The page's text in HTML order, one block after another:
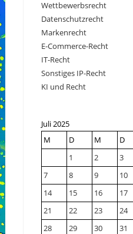
Wettbewerbsrecht
Datenschutzrecht
Markenrecht
E-Commerce-Recht
IT-Recht
Sonstiges IP-Recht
KI und Recht
Juli 2025
M
D M D
1
2 3
7
8 9 10
14
15 16 17
21
22 23 24
28
29 30 31